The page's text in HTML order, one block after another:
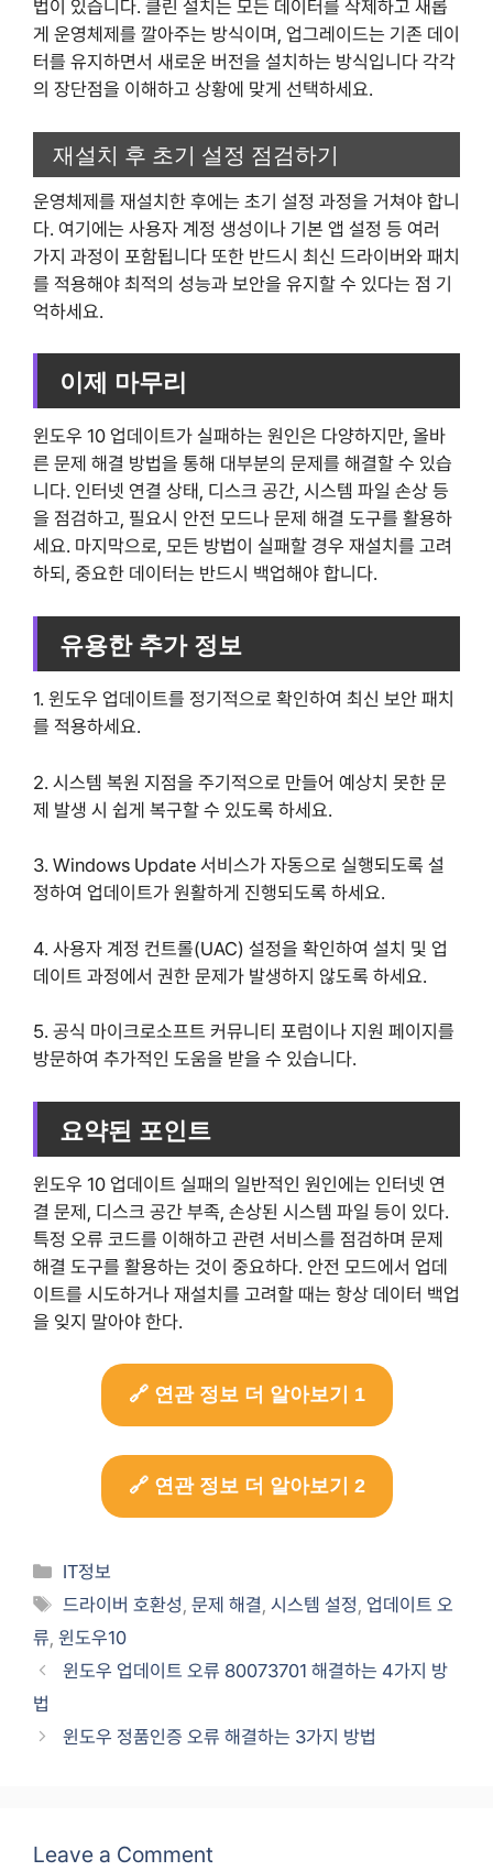
법이 있습니다. 클린 설치는 모든 데이터를 삭제하고 새롭
게 운영체제를 깔아주는 방식이며, 업그레이드는 기존 데이
터를 유지하면서 새로운 버전을 설치하는 방식입니다 각각
의 장단점을 이해하고 상황에 맞게 선택하세요.
재설치 후 초기 설정 점검하기
운영체제를 재설치한 후에는 초기 설정 과정을 거쳐야 합니
다. 여기에는 사용자 계정 생성이나 기본 앱 설정 등 여러
가지 과정이 포함됩니다 또한 반드시 최신 드라이버와 패치
를 적용해야 최적의 성능과 보안을 유지할 수 있다는 점 기
억하세요.
이제 마무리
윈도우 10 업데이트가 실패하는 원인은 다양하지만, 올바
른 문제 해결 방법을 통해 대부분의 문제를 해결할 수 있습
니다. 인터넷 연결 상태, 디스크 공간, 시스템 파일 손상 등
을 점검하고, 필요시 안전 모드나 문제 해결 도구를 활용하
세요. 마지막으로, 모든 방법이 실패할 경우 재설치를 고려
하되, 중요한 데이터는 반드시 백업해야 합니다.
유용한 추가 정보
1. 윈도우 업데이트를 정기적으로 확인하여 최신 보안 패치
를 적용하세요.
2. 시스템 복원 지점을 주기적으로 만들어 예상치 못한 문
제 발생 시 쉽게 복구할 수 있도록 하세요.
3. Windows Update 서비스가 자동으로 실행되도록 설
정하여 업데이트가 원활하게 진행되도록 하세요.
4. 사용자 계정 컨트롤(UAC) 설정을 확인하여 설치 및 업
데이트 과정에서 권한 문제가 발생하지 않도록 하세요.
5. 공식 마이크로소프트 커뮤니티 포럼이나 지원 페이지를
방문하여 추가적인 도움을 받을 수 있습니다.
요약된 포인트
윈도우 10 업데이트 실패의 일반적인 원인에는 인터넷 연
결 문제, 디스크 공간 부족, 손상된 시스템 파일 등이 있다.
특정 오류 코드를 이해하고 관련 서비스를 점검하며 문제
해결 도구를 활용하는 것이 중요하다. 안전 모드에서 업데
이트를 시도하거나 재설치를 고려할 때는 항상 데이터 백업
을 잊지 말아야 한다.
🔗 연관 정보 더 알아보기 1
🔗 연관 정보 더 알아보기 2
Categories
IT정보
Tags
드라이버 호환성 ,문제 해결 ,시스템 설정 ,업데이트 오
류 윈도우10
윈도우 업데이트 오류 80073701 해결하는 4가지 방
법
윈도우 정품인증 오류 해결하는 3가지 방법
Leave a Comment